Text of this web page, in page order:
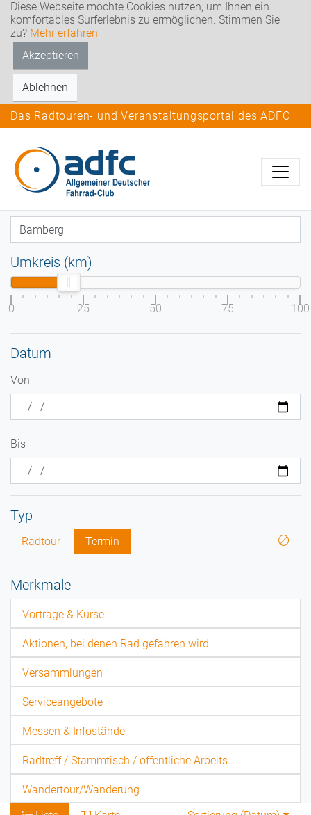
Diese Webseite möchte Cookies nutzen, um Ihnen ein
komfortables Surferlebnis zu ermöglichen. Stimmen Sie
zu? Mehr erfahren
Akzeptieren
Ablehnen
Das Radtouren- und Veranstaltungsportal des ADFC
Umkreis (km)
0 25 50 75 100
Datum
Von
Bis
Typ
Radtour Termin
Merkmale
Vorträge & Kurse
Aktionen, bei denen Rad gefahren wird
Versammlungen
Serviceangebote
Messen & Infostände
Radtreff / Stammtisch / öffentliche Arbeits...
Wandertour/Wanderung